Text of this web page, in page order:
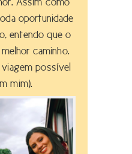
oportunidade
entendo que o
caminho.
possível
mim).